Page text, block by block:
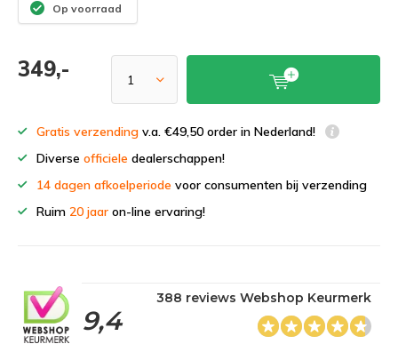
Op voorraad
349,-
Gratis verzending v.a. €49,50 order in Nederland!
Diverse officiele dealerschappen!
14 dagen afkoelperiode voor consumenten bij verzending
Ruim 20 jaar on-line ervaring!
9,4
388 reviews Webshop Keurmerk